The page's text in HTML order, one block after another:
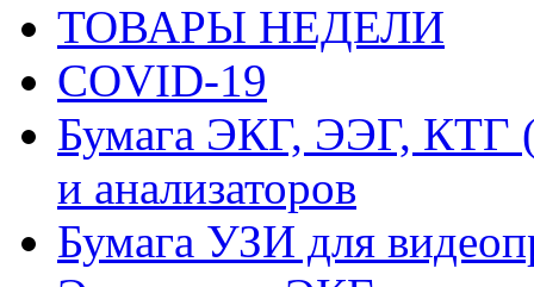
ТОВАРЫ НЕДЕЛИ
COVID-19
Бумага ЭКГ, ЭЭГ, КТГ
и анализаторов
Бумага УЗИ для